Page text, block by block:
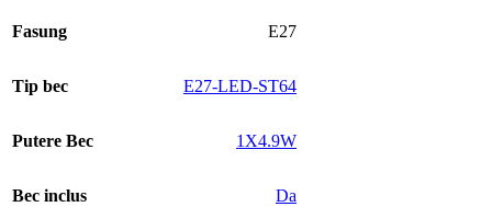
Fasung E27
Tip bec E27-LED-ST64
Putere Bec 1X4.9W
Bec inclus Da